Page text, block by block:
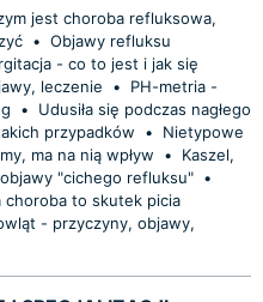
jest choroba refluksowa,
• Objawy refluksu
- co to jest i jak się
leczenie •
PH-metria -
•
Udusiła się podczas nagłego
przypadków
•
Nietypowe
ma na nią wpływ
•
Kaszel,
"cichego refluksu" •
choroba to skutek picia
- przyczyny, objawy,